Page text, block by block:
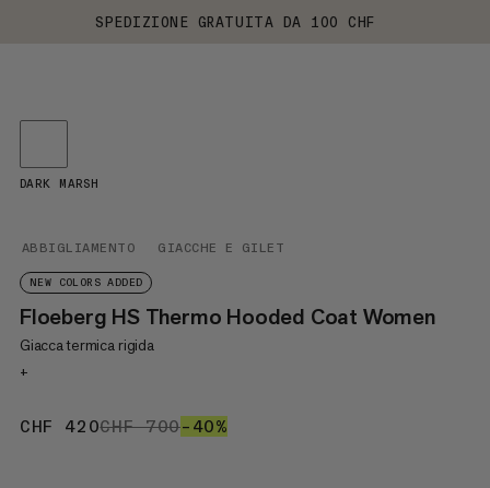
SPEDIZIONE GRATUITA DA 100 CHF
ABBIGLIAMENTO GIACCHE E GILET
NEW COLORS ADDED
Floeberg HS Thermo Hooded Coat Women
Giacca termica rigida
+
CHF 420CHF 420
CHF 700CHF 700
–40%
DARK MARSH